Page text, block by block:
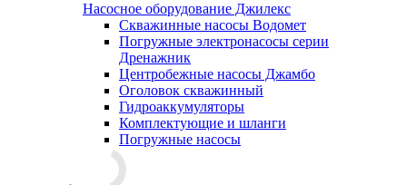
Насосное оборудование Джилекс
Скважинные насосы Водомет
Погружные электронасосы серии
Дренажник
Центробежные насосы Джамбо
Оголовок скважинный
Гидроаккумуляторы
Комплектующие и шланги
Погружные насосы